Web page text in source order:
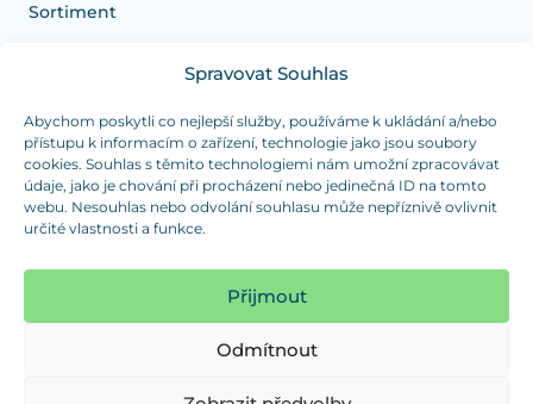
Spravovat Souhlas
Abychom poskytli co nejlepší služby, používáme k ukládání a/nebo
přístupu k informacím o zařízení, technologie jako jsou soubory
cookies. Souhlas s těmito technologiemi nám umožní zpracovávat
údaje, jako je chování při procházení nebo jedinečná ID na tomto
webu. Nesouhlas nebo odvolání souhlasu může nepříznivě ovlivnit
určité vlastnosti a funkce.
Přijmout
Odmítnout
Sortiment
Potrebujete poradiť s výberom?
Sme tu pre vás Pondelok-Štvrtok od: 7:30 - 15:30 hod
a Piatok od 7:30 - 14:30 hod
duranplast@duranplast.sk +421 0905 780 862
(platba iba v hotovosti)
Sme tu pre vás Pondelok-Štvrtok od: 7:30 - 15:30 hod
a Piatok od 7:30 - 14:30 hod